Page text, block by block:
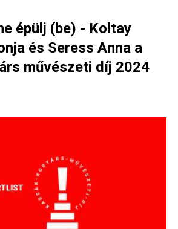
épülj (be) - Koltay
és Seress Anna a
művészeti díj 2024